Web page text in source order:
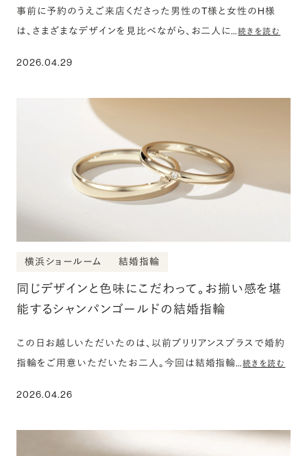
事前に予約のうえご来店くださった男性のT様と女性のH様
は、さまざまなデザインを見比べながら、お二人に…続きを読む
2026.04.29
横浜ショールーム 結婚指輪
同じデザインと色味にこだわって。お揃い感を堪
能するシャンパンゴールドの結婚指輪
この日お越しいただいたのは、以前ブリリアンスプラスで婚約
指輪をご用意いただいたお二人。今回は結婚指輪…続きを読む
2026.04.26